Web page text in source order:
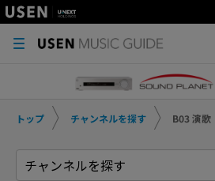
トップ チャンネルを探す B03 演歌
チャンネルを探す